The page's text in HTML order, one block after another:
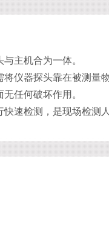
主机合为一体。
仪器探头靠在被测量
任何破坏作用。
速检测，是现场检测